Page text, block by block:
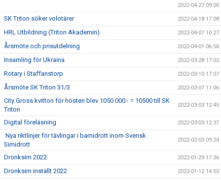
2022-04-27 09:00
SK Triton söker volotärer 2022-04-18 17:08
HRL Utbildning (Triton Akademin) 2022-04-07 10:27
Årsmöte och prisutdelning 2022-04-01 06:56
Insamling för Ukraina 2022-03-28 17:02
Rotary i Staffanstorp 2022-03-10 17:07
Årsmöte SK Triton 31/3 2022-03-07 11:06
City Gross kvitton för hösten blev 1050 000:- = 10500 till SK
Triton
2022-03-03 12:45
Digital föreläsning 2022-03-03 12:37
Nya riktlinjer för tävlingar i barnidrott inom Svensk
Simidrott
2022-02-03 09:24
Dronksim 2022 2022-01-29 17:36
Dronksim inställt 2022 2022-01-12 14:55